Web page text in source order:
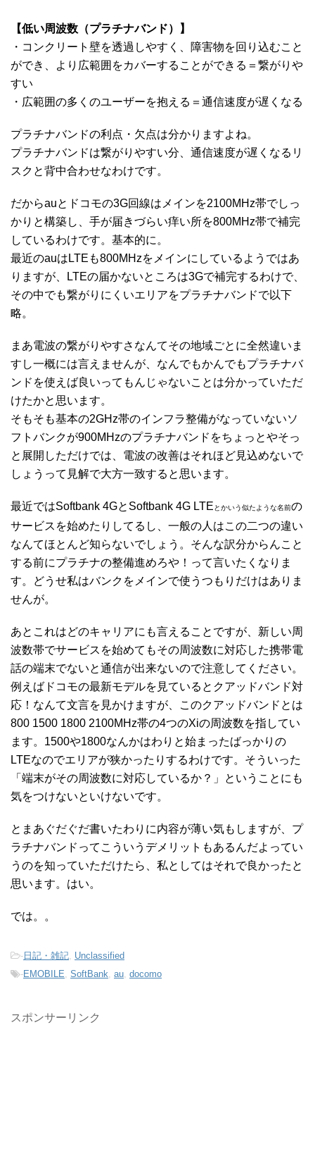
【低い周波数（プラチナバンド）】
・コンクリート壁を透過しやすく、障害物を回り込むこと
ができ、より広範囲をカバーすることができる＝繋がりや
すい
・広範囲の多くのユーザーを抱える＝ 通信速度が遅くなる
プラチナバンドの利点・欠点は分かりますよね。
プラチナバンドは繋がりやすい分、通信速度が遅くなるリ
スクと背中合わせなわけです。
だからauとドコモの3G回線はメインを2100MHz帯でしっ
かりと構築し、手が届きづらい痒い所を800MHz帯で補完
しているわけです。基本的に。
最近のauはLTEも800MHzをメインにしているようではあ
りますが、LTEの届かないところは3Gで補完するわけで、
その中でも繋がりにくいエリアをプラチナバンドで以下
略。
まあ電波の繋がりやすさなんてその地域ごとに全然違いま
すし一概には言えませんが、なんでもかんでもプラチナバ
ンドを使えば良いってもんじゃないことは分かっていただ
けたかと思います。
そもそも基本の2GHz帯のインフラ整備がなっていないソ
フトバンクが900MHzのプラチナバンドをちょっとやそっ
と展開しただけでは、電波の改善はそれほど見込めないで
しょうって見解で大方一致すると思います。
最近ではSoftbank 4GとSoftbank 4G LTE とかいう似たような名前の
サービスを始めたりしてるし、一般の人はこの二つの違い
なんてほとんど知らないでしょう。そんな訳分からんこと
する前にプラチナの整備進めろや！って言いたくなりま
す。どうせ私はバンクをメインで使うつもりだけはありま
せんが。
あとこれはどのキャリアにも言えることですが、新しい周
波数帯でサービスを始めてもその周波数に対応した携帯電
話の端末でないと通信が出来ないので注意してください。
例えばドコモの最新モデルを見ているとクアッドバンド対
応！なんて文言を見かけますが、このクアッドバンドとは
800 1500 1800 2100MHz帯の4つのXiの周波数を指してい
ます。1500や1800なんかはわりと始まったばっかりの
LTEなのでエリアが狭かったりするわけです。そういった
「端末がその周波数に対応しているか？」ということにも
気をつけないといけないです。
とまあぐだぐだ書いたわりに内容が薄い気もしますが、プ
ラチナバンドってこういうデメリットもあるんだよってい
うのを知っていただけたら、私としてはそれで良かったと
思います。はい。
では。。
-日記・雑記 Unclassified
-EMOBILE SoftBank au docomo
スポンサーリンク